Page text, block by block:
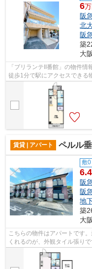
6
阪
北
阪
築
大
「ブリランテII番館」の物件情
徒歩1分で駅にアクセスできる
強度が高く、自由度の高い設計
賃貸 | アパート ペルル
敷0
6.4
阪
阪
地
築
大
こちらの物件はアパートです
くれるのが、外観タイル張り
造の魅力。今から物件をお探